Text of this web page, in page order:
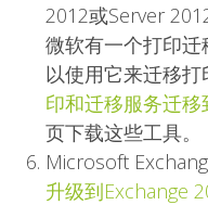
2012或Server
微软有一个打印
以使用它来迁移
印和迁移服务迁
页下载这些工具。
Microsoft
升级到Exchange